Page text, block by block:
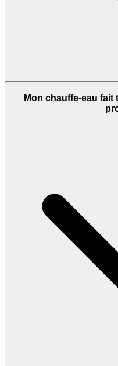
Mon chauffe-eau